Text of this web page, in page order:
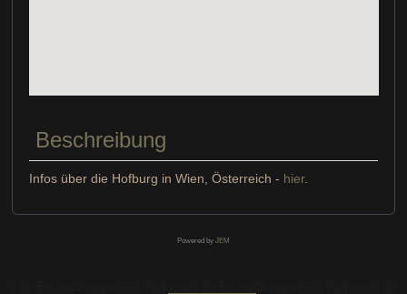
Beschreibung
Infos über die Hofburg in Wien, Österreich - hier.
Powered by JEM